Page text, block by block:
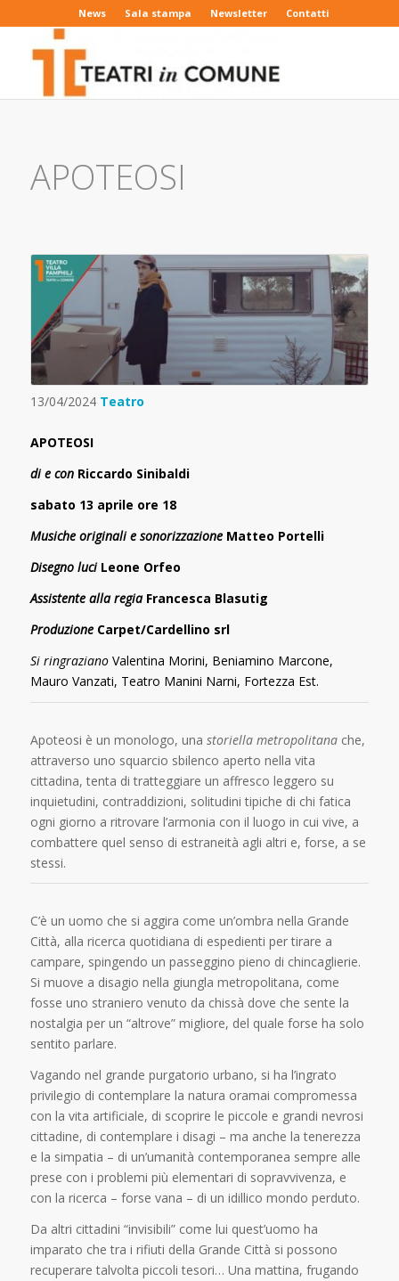
News Sala stampa Newsletter Contatti
APOTEOSI
13/04/2024 Teatro
APOTEOSI
di e conRiccardo Sinibaldi
sabato 13 aprile ore 18
Musiche originali e sonorizzazione Matteo Portelli
Disegno luciLeone Orfeo
Assistente alla regiaFrancesca Blasutig
ProduzioneCarpet/Cardellino srl
Si ringraziano Valentina Morini, Beniamino Marcone,
Mauro Vanzati, Teatro Manini Narni, Fortezza Est.
Apoteosi è un monologo, una storiella metropolitanache,
attraverso uno squarcio sbilenco aperto nella vita
cittadina, tenta di tratteggiare un affresco leggero su
inquietudini, contraddizioni, solitudini tipiche di chi fatica
ogni giorno a ritrovare l’armonia con il luogo in cui vive, a
combattere quel senso di estraneità agli altri e, forse, a se
stessi.
C’è un uomo che si aggira come un’ombra nella Grande
Città, alla ricerca quotidiana di espedienti per tirare a
campare, spingendo un passeggino pieno di chincaglierie.
Si muove a disagio nella giungla metropolitana, come
fosse uno straniero venuto da chissà dove che sente la
nostalgia per un “altrove” migliore, del quale forse ha solo
sentito parlare.
Vagando nel grande purgatorio urbano, si ha l’ingrato
privilegio di contemplare la natura oramai compromessa
con la vita artificiale, di scoprire le piccole e grandi nevrosi
cittadine, di contemplare i disagi – ma anche la tenerezza
e la simpatia – di un’umanità contemporanea sempre alle
prese con i problemi più elementari di sopravvivenza, e
con la ricerca – forse vana – di un idillico mondo perduto.
Da altri cittadini “invisibili” come lui quest’uomo ha
imparato che tra i rifiuti della Grande Città si possono
recuperare talvolta piccoli tesori… Una mattina, frugando